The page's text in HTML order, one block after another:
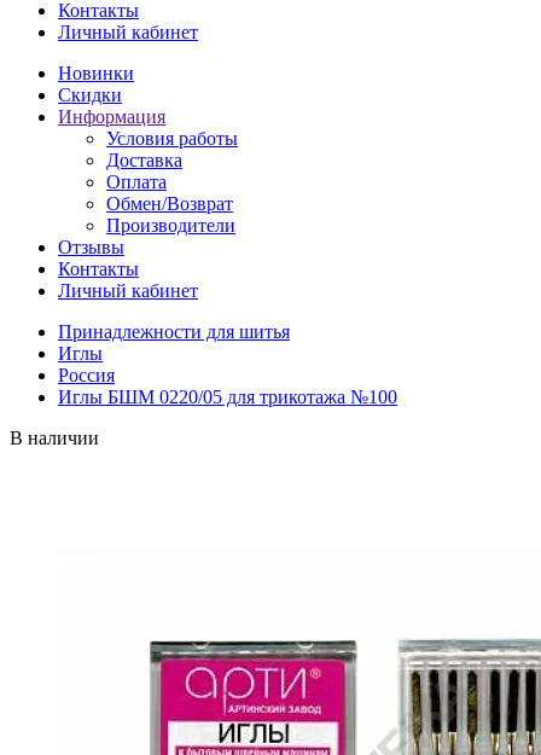
Контакты
Личный кабинет
Новинки
Скидки
Информация
Условия работы
Доставка
Оплата
Обмен/Возврат
Производители
Отзывы
Контакты
Личный кабинет
Принадлежности для шитья
Иглы
Россия
Иглы БШМ 0220/05 для трикотажа №100
В наличии